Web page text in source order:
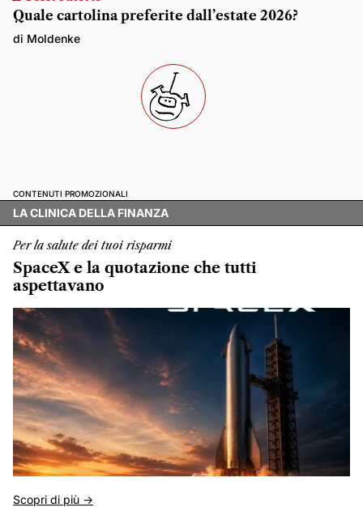
Quale cartolina preferite dall’estate 2026?
di Moldenke
CONTENUTI PROMOZIONALI
LA CLINICA DELLA FINANZA
Per la salute dei tuoi risparmi
SpaceX e la quotazione che tutti
aspettavano
Scopri di più ->